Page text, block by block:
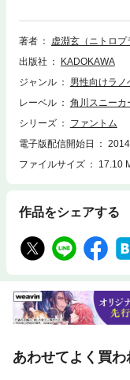
著者 虚淵玄（ニトロプ
出版社
KADOKAWA
ジャンル
男性向けラノ
レーベル
角川スニーカ
シリーズ
ファントム
電子版配信開始日
ファイルサイズ
17.10
作品をシェアする
あわせてよく買